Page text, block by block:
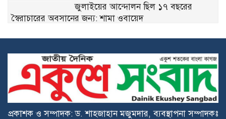
জুলাইয়ের আন্দোলন ছিল ১৭ বছরের
স্বৈরাচারের অবসানের জন্য: শামা ওবায়েদ
জুলাই গণঅভ্যুত্থান গণতন্ত্র পুনঃপ্রতিষ্ঠার
সুযোগ সৃষ্টি করেছে: চিফ হুইপ নূরুল ইসলাম
প্রকাশক ও সম্পাদক: ড. শাহজাহান মজুমদার, ব্যবস্থাপনা সম্পাদকঃ